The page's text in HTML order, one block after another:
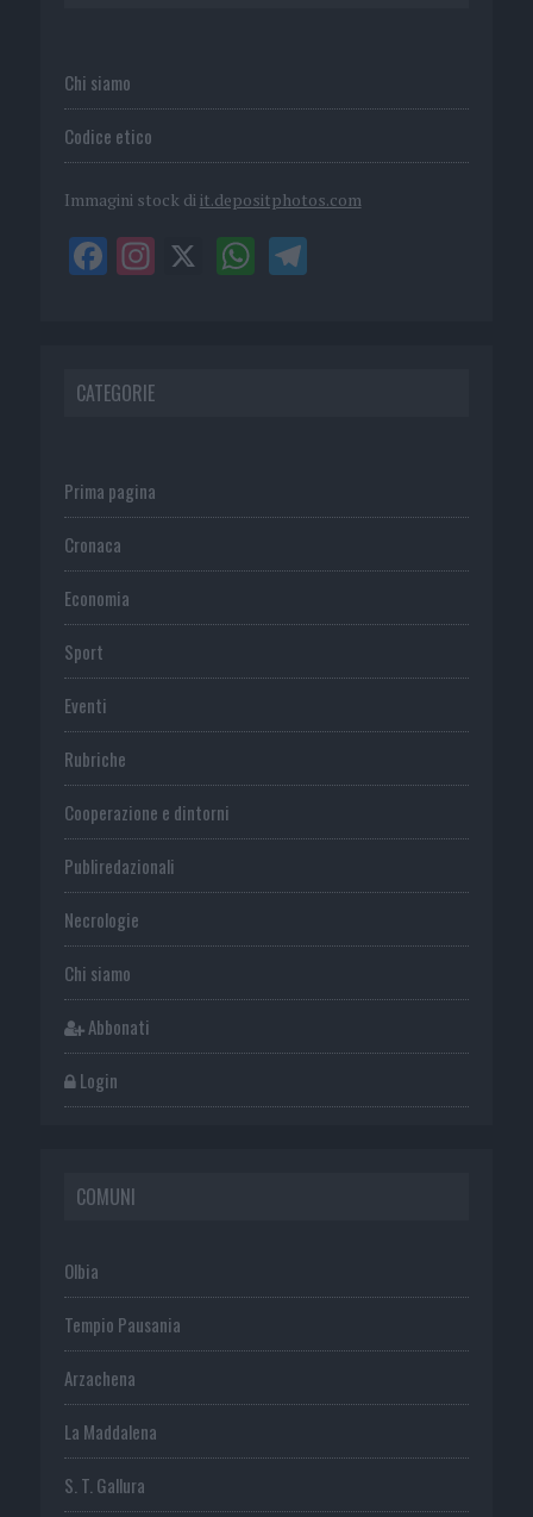
Chi siamo
Codice etico
Immagini stock di it.depositphotos.com
CATEGORIE
Prima pagina
Cronaca
Economia
Sport
Eventi
Rubriche
Cooperazione e dintorni
Publiredazionali
Necrologie
Chi siamo
Abbonati
Login
COMUNI
Olbia
Tempio Pausania
Arzachena
La Maddalena
S. T. Gallura